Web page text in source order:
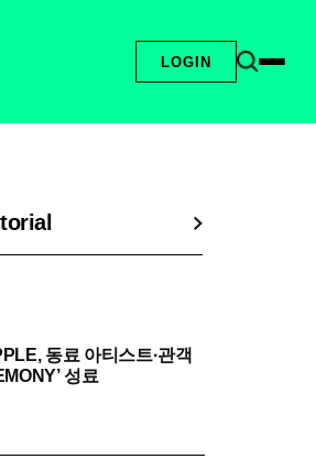
LOGIN
동료 아티스트·관객
성료